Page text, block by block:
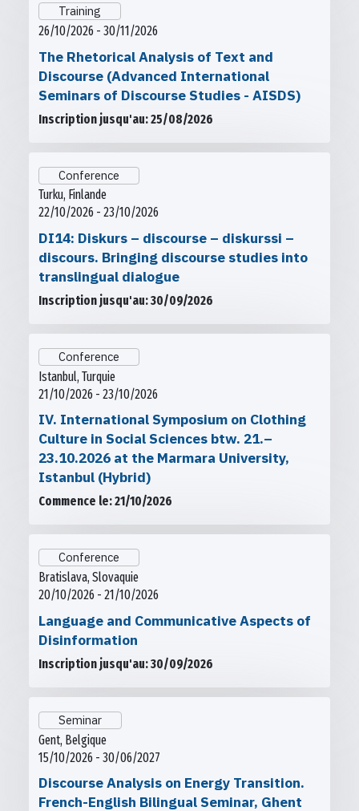
Training
26/10/2026 - 30/11/2026
The Rhetorical Analysis of Text and
Discourse (Advanced International
Seminars of Discourse Studies - AISDS)
Inscription jusqu'au: 25/08/2026
Conference
Turku, Finlande
22/10/2026 - 23/10/2026
DI14: Diskurs – discourse – diskurssi –
discours. Bringing discourse studies into
translingual dialogue
Inscription jusqu'au: 30/09/2026
Conference
Istanbul, Turquie
21/10/2026 - 23/10/2026
IV. International Symposium on Clothing
Culture in Social Sciences btw. 21.–
23.10.2026 at the Marmara University,
Istanbul (Hybrid)
Commence le: 21/10/2026
Conference
Bratislava, Slovaquie
20/10/2026 - 21/10/2026
Language and Communicative Aspects of
Disinformation
Inscription jusqu'au: 30/09/2026
Seminar
Gent, Belgique
15/10/2026 - 30/06/2027
Discourse Analysis on Energy Transition.
French-English Bilingual Seminar, Ghent